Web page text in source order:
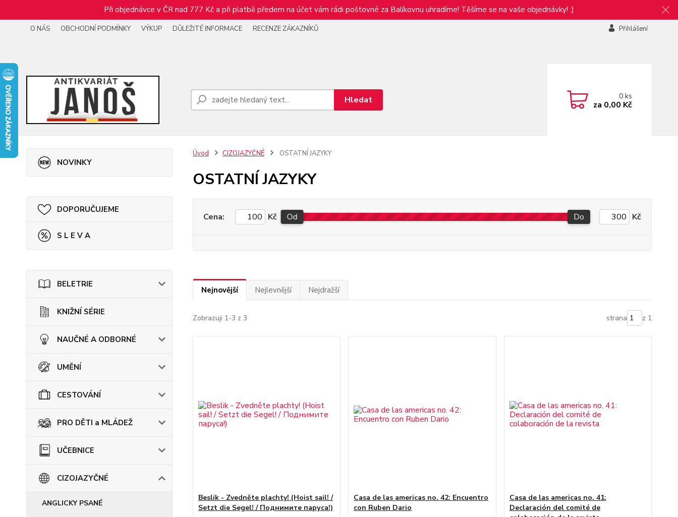
Při objednávce v ČR nad 777 Kč a při platbě předem na účet vám rádi poštovné za Balíkovnu uhradíme! Těšíme se na vaše objednávky! :)
O NÁS OBCHODNÍ PODMÍNKY VÝKUP DŮLEŽITÉ INFORMACE RECENZE ZÁKAZNÍKŮ Přihlášení
Hledat 0ks
za 0,00 Kč
NOVINKY
DOPORUČUJEME
S L E V A
BELETRIE
KNIŽNÍ SÉRIE
NAUČNÉ A ODBORNÉ
UMĚNÍ
CESTOVÁNÍ
PRO DĚTI a MLÁDEŽ
UČEBNICE
CIZOJAZYČNÉ
ANGLICKY PSANÉ
Úvod CIZOJAZYČNÉ OSTATNÍ JAZYKY
OSTATNÍ JAZYKY
Cena: Kč Od Do Kč
Nejnovější Nejlevnější Nejdražší
Zobrazuji 1-3 z 3 strana z 1
Beslik - Zvedněte plachty! (Hoist sail! /
Setzt die Segel! / Поднимите паруса!)
Casa de las americas no. 42: Encuentro
con Ruben Dario
Casa de las americas no. 41:
Declaración del comité de